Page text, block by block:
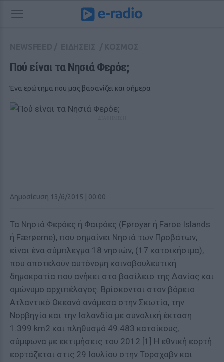
Πού είναι τα Νησιά Φερόε;
Ένα ερώτημα που μας βασανίζει και σήμερα
Δημοσίευση 13/6/2015 | 00:00
Τα Νησιά Φερόες ή Φαιρόες (Føroyar ή Faroe Ιslands
ή Færøerne), που σημαίνει Νησιά των Προβάτων,
είναι ένα σύμπλεγμα 18 νησιών, (17 κατοικήσιμα),
που αποτελούν αυτόνομη κοινοβουλευτική
δημοκρατία που ανήκει στο βασίλειο της Δανίας και
ομώνυμο αρχιπέλαγος. Βρίσκονται στον βόρειο
Ατλαντικό Ωκεανό ανάμεσα στην Σκωτία, την
Νορβηγία και την Ισλανδία με συνολική έκταση
1.399 km2 και πληθυσμό 49.483 κατοίκους,
σύμφωνα με εκτιμήσεις του 2012.[1] Η εθνική εορτή
εορτάζεται στις 29 Ιουλίου στην Τορσχαβν και